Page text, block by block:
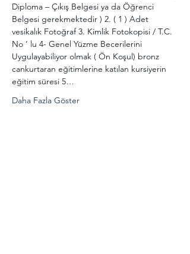
Diploma – Çıkış Belgesi ya da Öğrenci
Belgesi gerekmektedir ) 2. ( 1 ) Adet
vesikalık Fotoğraf 3. Kimlik Fotokopisi / T.C.
No ‘ lu 4- Genel Yüzme Becerilerini
Uygulayabiliyor olmak ( Ön Koşul) bronz
cankurtaran eğitimlerine katılan kursiyerin
eğitim süresi 5…
Daha Fazla Göster